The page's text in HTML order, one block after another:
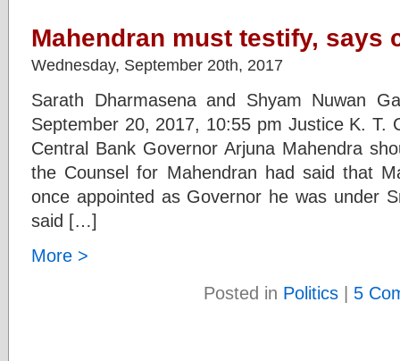
Mahendran must testify, says
Wednesday, September 20th, 2017
Sarath Dharmasena and Shyam Nuwan
September 20, 2017, 10:55 pm Justice K. T.
Central Bank Governor Arjuna Mahendra
the Counsel for Mahendran had said that
once appointed as Governor he was under
said […]
More >
Posted in Politics | 5